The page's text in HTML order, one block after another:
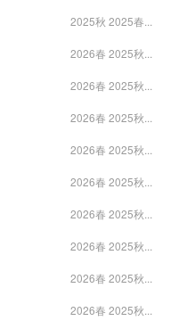
2025秋 2025春...
2026春 2025秋...
2026春 2025秋...
2026春 2025秋...
2026春 2025秋...
2026春 2025秋...
2026春 2025秋...
2026春 2025秋...
2026春 2025秋...
2026春 2025秋...